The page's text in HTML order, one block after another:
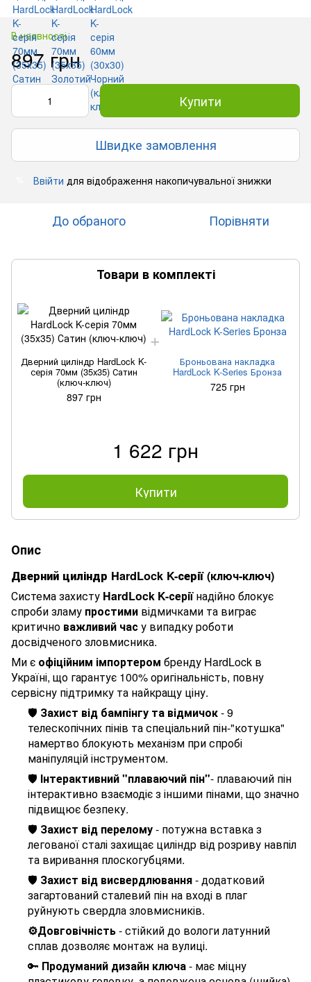
В наявності
897 грн
Купити
Швидке замовлення
Ввійти для відображення накопичувальної знижки
До обраного Порівняти
Товари в комплекті
Дверний циліндр HardLock K-
серія 70мм (35х35) Сатин
(ключ-ключ)
897 грн
Броньована накладка
HardLock K-Series Бронза
725 грн
1 622 грн
Купити
Опис
Дверний циліндр HardLock K-серії(ключ-ключ)
Система захисту HardLock K-серіїнадійно блокує
спроби зламу простими відмичками та виграє
критично важливий часу випадку роботи
досвідченого зловмисника.
Ми є офіційним імпортером бренду HardLock в
Україні, що гарантує 100% оригінальність, повну
сервісну підтримку та найкращу ціну.
🛡️ Захист від бампінгу та відмичок- 9
телескопічних пінів та спеціальний пін-"котушка"
намертво блокують механізм при спробі
маніпуляцій інструментом.
🛡️ Інтерактивний "плаваючий пін"- плаваючий пін
інтерактивно взаємодіє з іншими пінами, щозначно
підвищюєбезпеку.
🛡️ Захист від перелому- потужна вставка з
легованої сталі захищає циліндр від розриву навпіл
та виривання плоскогубцями.
🛡️ Захист від висвердлювання- додатковий
загартований сталевий пін на вході в плаг
руйнують свердла зловмисників.
⚙️Довговічність- стійкий до вологи латунний
сплав дозволяє монтаж на вулиці.
🔑 Продуманий дизайн ключа- має міцну